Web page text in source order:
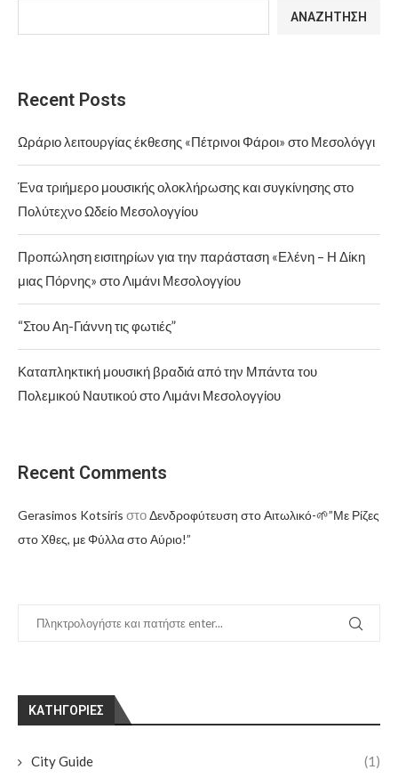
ΑΝΑΖΉΤΗΣΗ
Recent Posts
Ωράριο λειτουργίας έκθεσης «Πέτρινοι Φάροι» στο Μεσολόγγι
Ένα τριήμερο μουσικής ολοκλήρωσης και συγκίνησης στο
Πολύτεχνο Ωδείο Μεσολογγίου
Προπώληση εισιτηρίων για την παράσταση «Ελένη – Η Δίκη
μιας Πόρνης» στο Λιμάνι Μεσολογγίου
“Στου Αη-Γιάννη τις φωτιές”
Καταπληκτική μουσική βραδιά από την Μπάντα του
Πολεμικού Ναυτικού στο Λιμάνι Μεσολογγίου
Recent Comments
Gerasimos Kotsiris στοΔενδροφύτευση στο Αιτωλικό-🌱”Με Ρίζες
στο Χθες, με Φύλλα στο Αύριο!”
KΑΤΗΓΟΡΊΕΣ
City Guide (1)